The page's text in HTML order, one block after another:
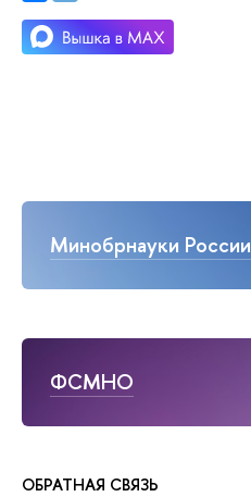
Минобрнауки России
ФСМНО
ОБРАТНАЯ СВЯЗЬ